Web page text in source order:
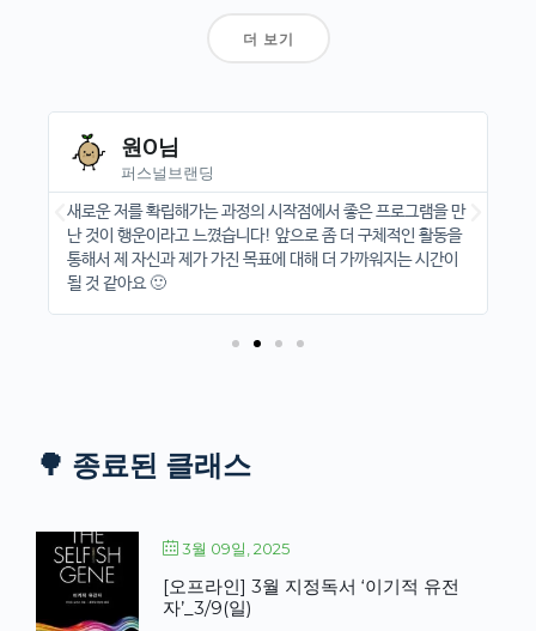
더 보기
원O님
퍼스널브랜딩
새로운 저를 확립해가는 과정의 시작점에서 좋은 프로그램을 만
난 것이 행운이라고 느꼈습니다! 앞으로 좀 더 구체적인 활동을
통해서 제 자신과 제가 가진 목표에 대해 더 가까워지는 시간이
될 것 같아요 🙂
🌳 종료된 클래스
3월 09일, 2025
[오프라인] 3월 지정독서 ‘이기적 유전
자’_3/9(일)